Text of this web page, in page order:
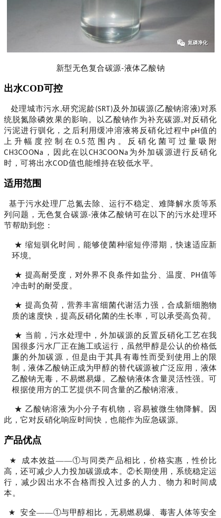
新型无色复合碳源-液体乙酸钠
出水COD可控
处理城市污水,研究泥龄(SRT)及外加碳源(乙酸钠溶液)对系
统脱氮除磷效果的影响。以乙酸钠作为补充碳源,对反硝化
污泥进行驯化，之后利用缓冲溶液将反硝化过程中 pH值的
上升幅度控制在 0.5 范围内。反硝化菌可过量吸附
CH3COONa ， 因此在以 CH3COONa 为外加碳源进行反硝化
时 ，可将出水COD值也能维持在较低水平。
适用范围
基于污水处理厂总氮去除、运行不稳定、难降解水质等系
列问题，无色复合碳源-液体乙酸钠可在以下的污水处理环
节帮助到您：
★ 缩短驯化时间，能够使菌种缩短停滞期，快速适应新
环境。
★ 提高耐受度，对外界不良条件如盐分 温度 PH值等
冲击时的耐受度。
★ 提高负荷，营养丰富细菌代谢活力强，合成新细胞物
质的速度快，提高反硝化菌的生长率，可以承受高负荷。
★ 当前，污水处理中，外加碳源的反置反硝化工艺在我
国很多污水厂正在施工或运行，虽然甲醇是公认的价格低
廉的外加碳源，但是由于其具有毒性而受到使用上的限
制，液体乙酸钠正成为甲醇的替代碳源被广泛应用， 液体
乙酸钠无毒，不易燃易爆。乙酸钠液体含量灵活性强。可
根据使用方的工艺提供不同含量的乙酸钠溶液 。
★ 乙酸钠溶液为小分子有机物，容易被微生物降解。因
此，它对反硝化响应时间快，也能作为应急碳源。
产品优点
★ 成本效益——①与同类产品相比， 价格实惠，性价比
高 ，还可减少人力投加碳源成本 。②长期使用，系统稳定运
行，减少因出水不合格而投入过多的人力、物力和时间成
本。
★
安全——①与甲醇相比，无易燃易爆、毒害人体等安全